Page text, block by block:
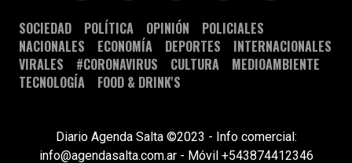
SOCIEDAD POLÍTICA OPINIÓN
POLICIALES
NACIONALES
ECONOMÍA DEPORTES
INTERNACIONALES
VIRALES
#CORONAVIRUS CULTURA
MEDIOAMBIENTE
TECNOLOGÍA
FOOD & DRINK'S
Diario Agenda Salta ©2023 - Info comercial:
info@agendasalta.com.ar - Móvil +543874412346